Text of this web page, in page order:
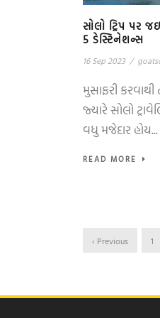
સોલો ટ્રિપ પર
5 ડેસ્ટિનેશન્સ
16 Sep 2023 /
મુસાફરી
જ્યારે સોલો
વધુ મજેદાર હોય...
READ MORE
‹ Previous 1